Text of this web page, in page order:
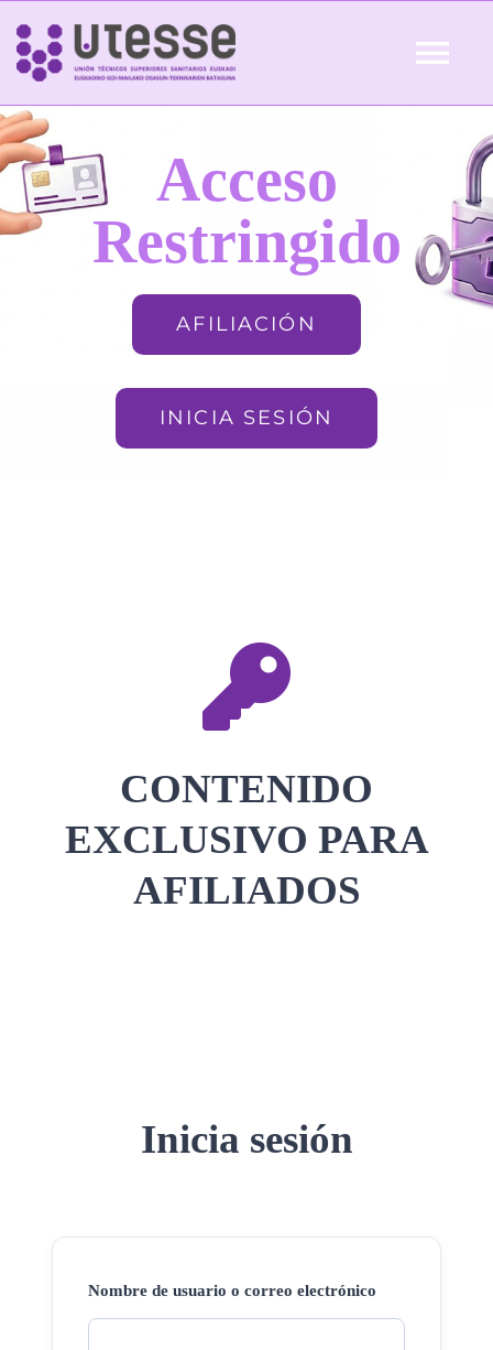
Skip
content
Inicio
QUIÉNES SOMOS Acceso
Restringido
AFILIACIÓN
INICIA SESIÓN
CONTENIDO
EXCLUSIVO PARA
AFILIADOS
Inicia sesión
Nombre de usuario o correo electrónico